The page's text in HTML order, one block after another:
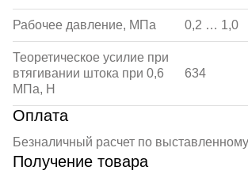
Рабочее давление, МПа 0,2 … 1,0
Теоретическое усилие при
втягивании штока при 0,6
МПа, Н
634
Оплата
Безналичный расчет по выставленному
Получение товара